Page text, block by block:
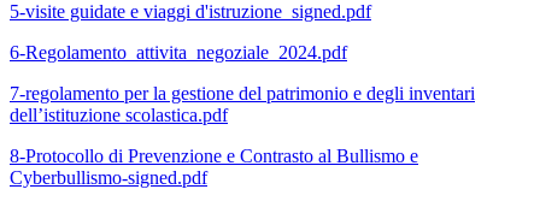
5-visite guidate e viaggi d'istruzione_signed.pdf
6-Regolamento_attivita_negoziale_2024.pdf
7-regolamento per la gestione del patrimonio e degli inventari
dell’istituzione scolastica.pdf
8-Protocollo di Prevenzione e Contrasto al Bullismo e
Cyberbullismo-signed.pdf